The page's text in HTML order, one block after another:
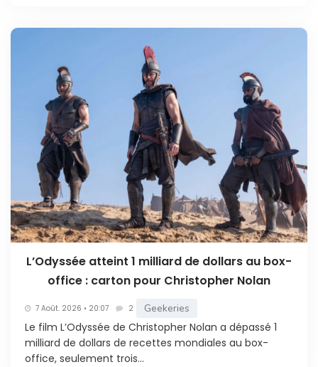
L’Odyssée atteint 1 milliard de dollars au box-
office : carton pour Christopher Nolan
7 Août. 2026 • 20:07 2 Geekeries
Le film L’Odyssée de Christopher Nolan a dépassé 1
milliard de dollars de recettes mondiales au box-
office, seulement trois...